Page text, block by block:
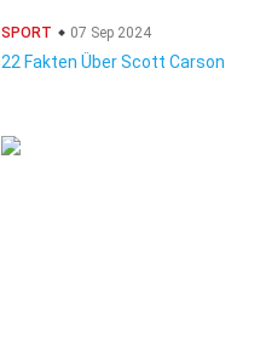
SPORT 07 Sep 2024
22 Fakten Über Scott Carson